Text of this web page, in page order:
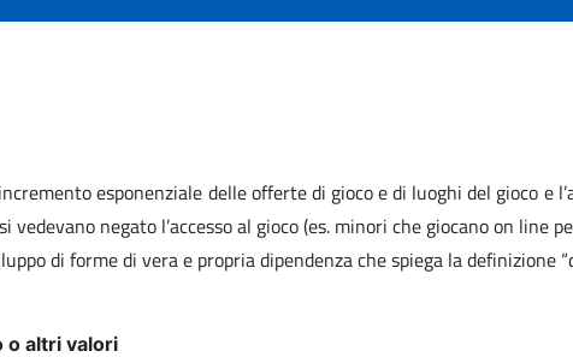
esponenziale delle offerte di gioco e di luoghi del gioco
negato l’accesso al gioco (es. minori che giocano on line
di forme di vera e propria dipendenza che spiega la definizione
o altri valori